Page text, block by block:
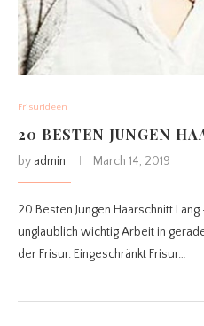
Frisurideen
20 BESTEN JUNGEN
by admin March 14, 2019
20 Besten Jungen Haarschnitt
unglaublich wichtig Arbeit in
der Frisur. Eingeschränkt Frisur…